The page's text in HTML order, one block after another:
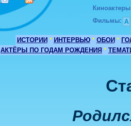
Киноактеры
Фильмы: А
ИСТОРИИ * ИНТЕРВЬЮ * ОБОИ *
АКТЁРЫ ПО ГОДАМ РОЖДЕНИЯ *